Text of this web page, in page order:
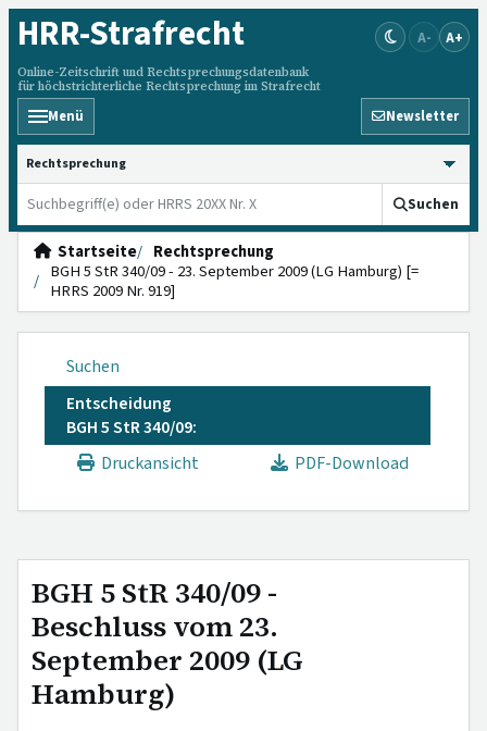
HRR-Strafrecht
Online-Zeitschrift und Rechtsprechungsdatenbank
für höchstrichterliche Rechtsprechung im Strafrecht
A- A+
Menü Newsletter
HRRS durchsuchen
Suchen
Startseite
Rechtsprechung
BGH 5 StR 340/09 - 23. September 2009 (LG Hamburg) [=
HRRS 2009 Nr. 919]
Suchen
Entscheidung
BGH 5 StR 340/09:
Druckansicht
PDF-Download
BGH 5 StR 340/09 -
Beschluss vom 23.
September 2009 (LG
Hamburg)